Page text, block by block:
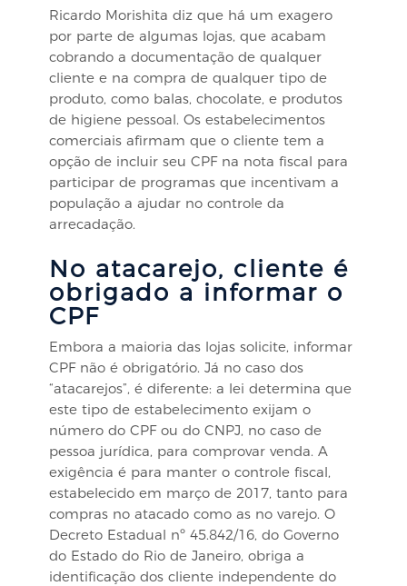
Ricardo Morishita diz que há um exagero
por parte de algumas lojas, que acabam
cobrando a documentação de qualquer
cliente e na compra de qualquer tipo de
produto, como balas, chocolate, e produtos
de higiene pessoal. Os estabelecimentos
comerciais afirmam que o cliente tem a
opção de incluir seu CPF na nota fiscal para
participar de programas que incentivam a
população a ajudar no controle da
arrecadação.
No atacarejo, cliente é
obrigado a informar o
CPF
Embora a maioria das lojas solicite, informar
CPF não é obrigatório. Já no caso dos
“atacarejos”, é diferente: a lei determina que
este tipo de estabelecimento exijam o
número do CPF ou do CNPJ, no caso de
pessoa jurídica, para comprovar venda. A
exigência é para manter o controle fiscal,
estabelecido em março de 2017, tanto para
compras no atacado como as no varejo. O
Decreto Estadual nº 45.842/16, do Governo
do Estado do Rio de Janeiro, obriga a
identificação dos cliente independente do